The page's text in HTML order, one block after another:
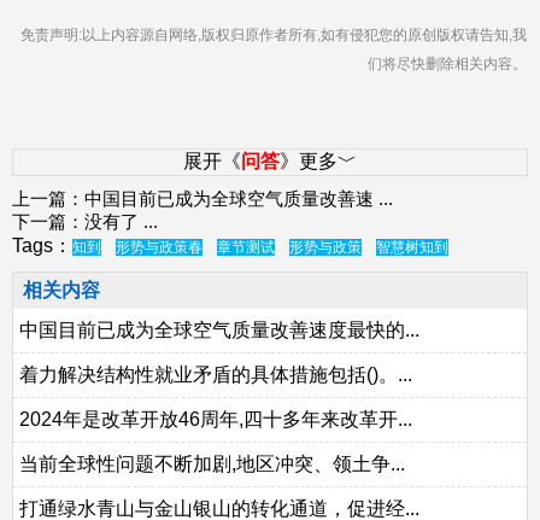
免责声明:以上内容源自网络,版权归原作者所有,如有侵犯您的原创版权请告知,我
们将尽快删除相关内容。
展开《问答》更多﹀
上一篇： 中国目前已成为全球空气质量改善速 ...
下一篇：没有了 ...
Tags： 知到 形势与政策春 章节测试 形势与政策 智慧树知到
相关内容
中国目前已成为全球空气质量改善速度最快的...
着力解决结构性就业矛盾的具体措施包括()。...
2024年是改革开放46周年,四十多年来改革开...
当前全球性问题不断加剧,地区冲突、领土争...
打通绿水青山与金山银山的转化通道，促进经...